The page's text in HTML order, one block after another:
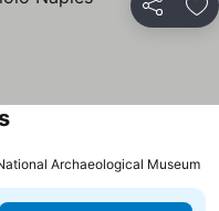
Árak megjelenítése
Archaeological Museum